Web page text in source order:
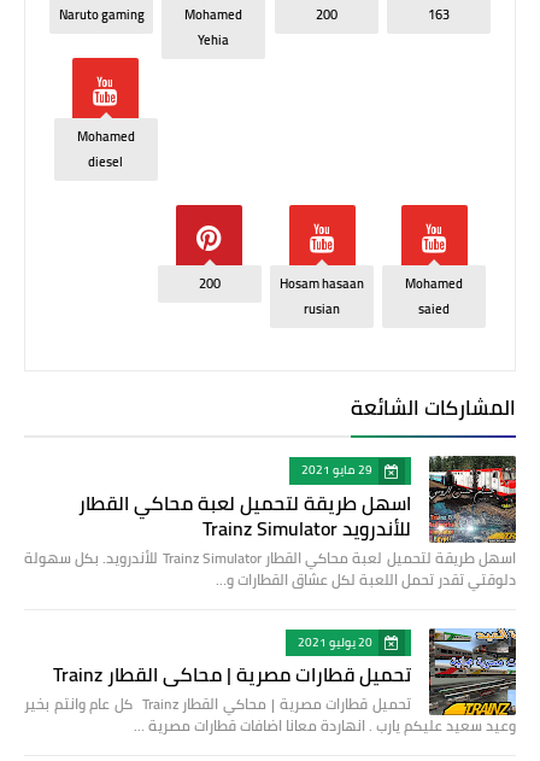
163
200
Mohamed
Yehia
Naruto gaming
Mohamed
diesel
Mohamed
saied
Hosam hasaan
rusian
200
المشاركات الشائعة
29 مايو 2021
اسهل طريقة لتحميل لعبة محاكي القطار
للأندرويد Trainz Simulator
اسهل طريقة لتحميل لعبة محاكي القطار Trainz Simulator للأندرويد. بكل سهولة
دلوقتي تقدر تحمل اللعبة لكل عشاق القطارات و…
20 يوليو 2021
تحميل قطارات مصرية | محاكي القطار Trainz
تحميل قطارات مصرية | محاكي القطار Trainz كل عام وانتم بخير
وعيد سعيد عليكم يارب . انهاردة معانا اضافات قطارات مصرية …